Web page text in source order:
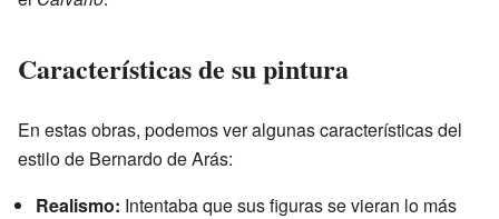
Características de su pintura
En estas obras, podemos ver algunas características del
estilo de Bernardo de Arás:
Realismo: Intentaba que sus figuras se vieran lo más